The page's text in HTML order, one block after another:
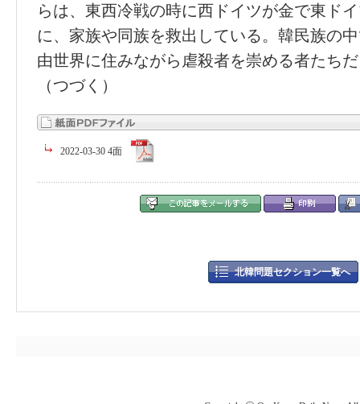
らは、東西冷戦の時に西ドイツが金で東ド
に、家族や同族を救出している。韓民族の
由世界に住みながら虐殺者を崇める者たち
（つづく）
2022-03-30 4面
北韓問題セクション一覧へ